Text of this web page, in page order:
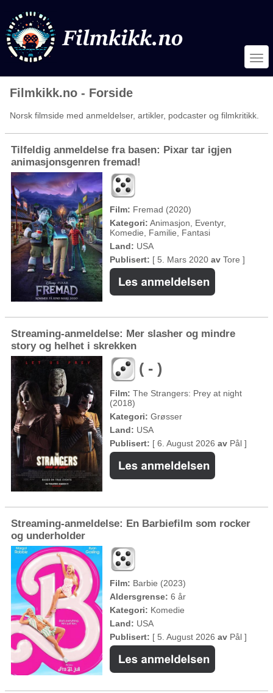
Filmkikk.no - Forside
Norsk filmside med anmeldelser, artikler, podcaster og filmkritikk.
Tilfeldig anmeldelse fra basen: Pixar tar igjen
animasjonsgenren fremad!
Film: Fremad (2020)
Kategori: Animasjon, Eventyr,
Komedie, Familie, Fantasi
Land: USA
Publisert: [ 5. Mars 2020 av Tore ]
Streaming-anmeldelse: Mer slasher og mindre
story og helhet i skrekken
( - )
Film: The Strangers: Prey at night
(2018)
Kategori: Grøsser
Land: USA
Publisert: [ 6. August 2026 av Pål ]
Streaming-anmeldelse: En Barbiefilm som rocker
og underholder
Film: Barbie (2023)
Aldersgrense: 6 år
Kategori: Komedie
Land: USA
Publisert: [ 5. August 2026 av Pål ]